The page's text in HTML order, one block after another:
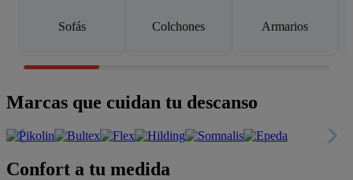
Sofás Colchones Armarios
Marcas que cuidan tu descanso
Confort a tu medida